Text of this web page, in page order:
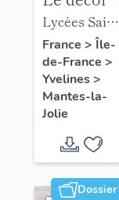
des lycées
de Mantes
Lycées Saint-
Exupéry et
Jean Rostand
France > Île-
de-France >
Yvelines>
Mantes-la-
Jolie
Dossier